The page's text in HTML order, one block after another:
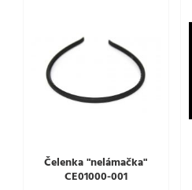
Čelenka "nelámačka"
CE01000-001